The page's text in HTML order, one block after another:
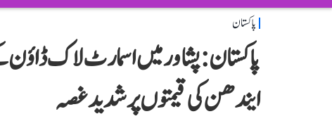
پاکستان
پاکستان: پشاور میں اسمارٹ لاک ڈاؤن
ایندھن کی قیمتوں پر شدید غصہ